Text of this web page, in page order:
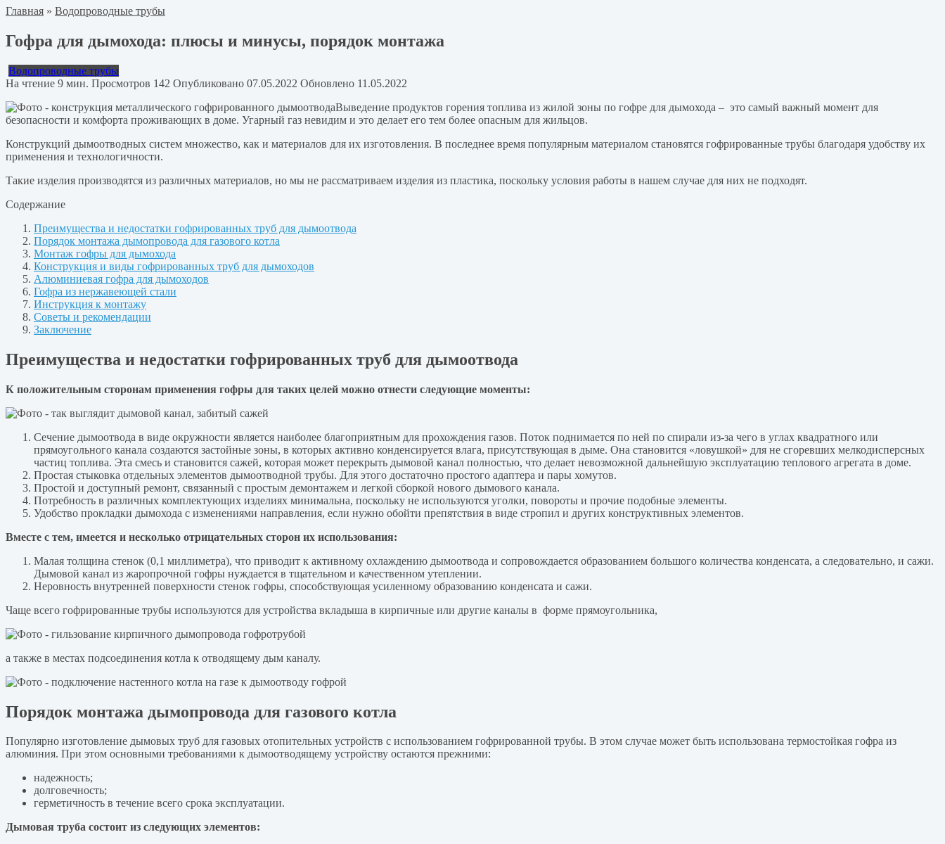
Главная » Водопроводные трубы
Гофра для дымохода: плюсы и минусы, порядок монтажа
Водопроводные трубы
На чтение 9 мин. Просмотров 142 Опубликовано 07.05.2022 Обновлено 11.05.2022
Выведение продуктов горения топлива из жилой зоны по гофре для дымохода – это самый важный момент для
безопасности и комфорта проживающих в доме. Угарный газ невидим и это делает его тем более опасным для жильцов.
Конструкций дымоотводных систем множество, как и материалов для их изготовления. В последнее время популярным материалом становятся гофрированные трубы благодаря удобству их
применения и технологичности.
Такие изделия производятся из различных материалов, но мы не рассматриваем изделия из пластика, поскольку условия работы в нашем случае для них не подходят.
Содержание
Преимущества и недостатки гофрированных труб для дымоотвода
Порядок монтажа дымопровода для газового котла
Монтаж гофры для дымохода
Конструкция и виды гофрированных труб для дымоходов
Алюминиевая гофра для дымоходов
Гофра из нержавеющей стали
Инструкция к монтажу
Советы и рекомендации
Заключение
Преимущества и недостатки гофрированных труб для дымоотвода
К положительным сторонам применения гофры для таких целей можно отнести следующие моменты:
Сечение дымоотвода в виде окружности является наиболее благоприятным для прохождения газов. Поток поднимается по ней по спирали из-за чего в углах квадратного или
прямоугольного канала создаются застойные зоны, в которых активно конденсируется влага, присутствующая в дыме. Она становится «ловушкой» для не сгоревших мелкодисперсных
частиц топлива. Эта смесь и становится сажей, которая может перекрыть дымовой канал полностью, что делает невозможной дальнейшую эксплуатацию теплового агрегата в доме.
Простая стыковка отдельных элементов дымоотводной трубы. Для этого достаточно простого адаптера и пары хомутов.
Простой и доступный ремонт, связанный с простым демонтажем и легкой сборкой нового дымового канала.
Потребность в различных комплектующих изделиях минимальна, поскольку не используются уголки, повороты и прочие подобные элементы.
Удобство прокладки дымохода с изменениями направления, если нужно обойти препятствия в виде стропил и других конструктивных элементов.
Вместе с тем, имеется и несколько отрицательных сторон их использования:
Малая толщина стенок (0,1 миллиметра), что приводит к активному охлаждению дымоотвода и сопровождается образованием большого количества конденсата, а следовательно, и сажи.
Дымовой канал из жаропрочной гофры нуждается в тщательном и качественном утеплении.
Неровность внутренней поверхности стенок гофры, способствующая усиленному образованию конденсата и сажи.
Чаще всего гофрированные трубы используются для устройства вкладыша в кирпичные или другие каналы в форме прямоугольника,
а также в местах подсоединения котла к отводящему дым каналу.
Порядок монтажа дымопровода для газового котла
Популярно изготовление дымовых труб для газовых отопительных устройств с использованием гофрированной трубы. В этом случае может быть использована термостойкая гофра из
алюминия. При этом основными требованиями к дымоотводящему устройству остаются прежними:
надежность;
долговечность;
герметичность в течение всего срока эксплуатации.
Дымовая труба состоит из следующих элементов: